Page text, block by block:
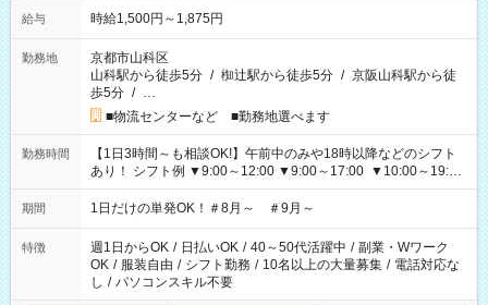
給与 時給1,500円～1,875円
勤務地
京都市山科区
山科駅から徒歩5分 / 椥辻駅から徒歩5分 / 京阪山科駅から徒
歩5分 / …
■物流センターなど ■勤務地選べます
勤務時間
【1日3時間～も相談OK!】午前中のみや18時以降などのシフト
あり！ シフト例 ▼9:00～12:00 ▼9:00～17:00 ▼10:00～19:00
▼18:00～21:00
期間 1日だけの単発OK！＃8月～ ＃9月～
特徴 週1日からOK / 日払いOK / 40～50代活躍中 / 副業・Wワーク
OK / 服装自由 / シフト勤務 / 10名以上の大量募集 / 電話対応な
し / パソコンスキル不要